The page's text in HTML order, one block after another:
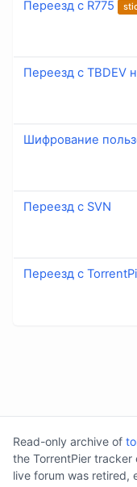
Переезд с R775
Переезд с TBDEV
Шифрование
Переезд с SVN
Переезд с
Read-only archive of
the TorrentPier tracker
live forum was retired,